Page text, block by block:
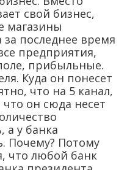
свой бизнес,
магазины
за последнее время
предприятия,
прибыльные.
Куда он понесет
что на 5 канал,
он сюда несет
а у банка
Почему? Потому
что любой банк